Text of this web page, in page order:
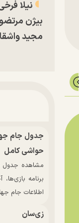
نیلا
بیژن
مجید
حواشی کامل
برنامه
اطلاعات جام
زی‌سان